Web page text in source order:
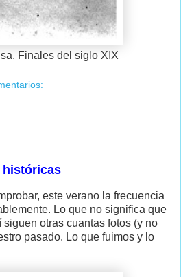
Finales del siglo XIX
históricas
este verano la frecuencia
Lo que no significa que
otras cuantas fotos (y no
pasado. Lo que fuimos y lo